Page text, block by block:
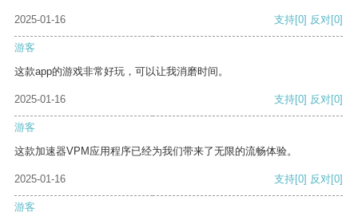
2025-01-16 支持[0] 反对[0]
游客
这款app的游戏非常好玩，可以让我消磨时间。
2025-01-16 支持[0] 反对[0]
游客
这款加速器VPM应用程序已经为我们带来了无限的流畅体验。
2025-01-16 支持[0] 反对[0]
游客